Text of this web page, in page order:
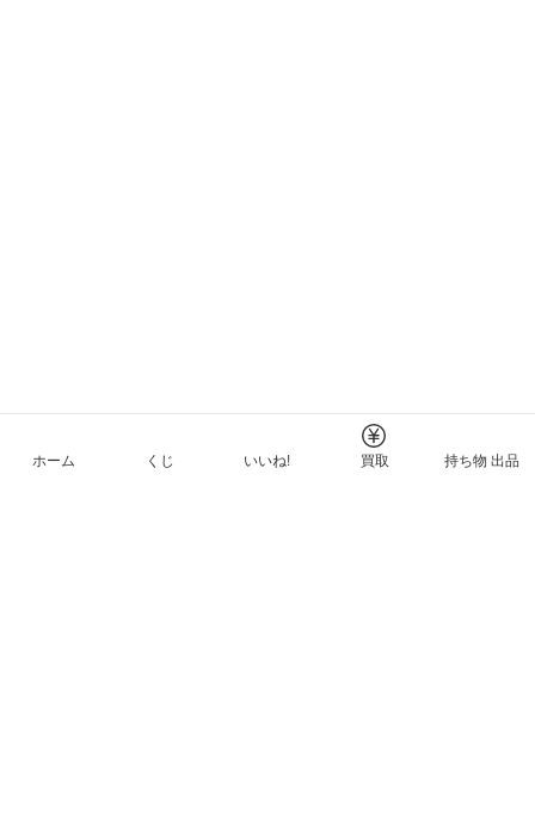
ホーム くじ いいね! 買取 持ち物 出品